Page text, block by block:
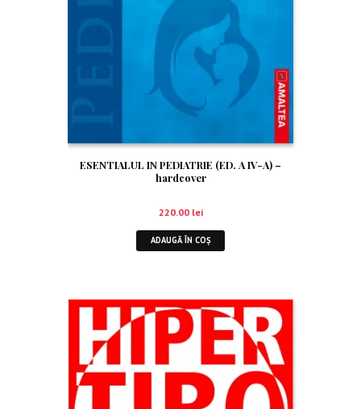
ESENTIALUL IN PEDIATRIE (ED. A IV-A) –
hardcover
220.00 lei
ADAUGĂ ÎN COȘ